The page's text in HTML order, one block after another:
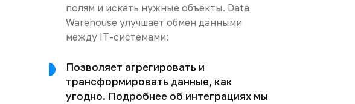
полям и искать нужные объекты. Data
Warehouse улучшает обмен данными
между IT-системами:
Позволяет агрегировать и
трансформировать данные, как
угодно. Подробнее об интеграциях мы